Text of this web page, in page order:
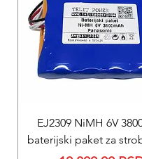
EJ2309 NiMH 6V
baterijski paket za